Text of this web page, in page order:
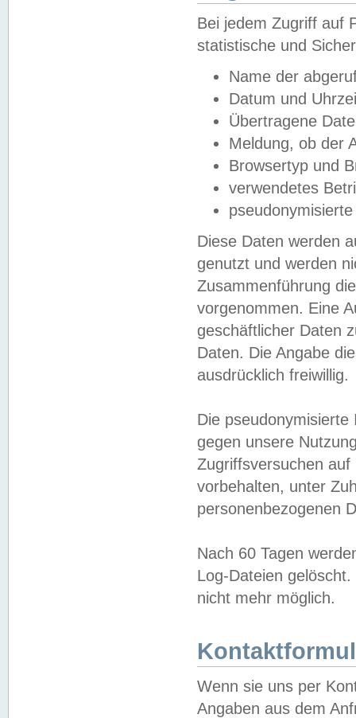
Bei jedem Zugriff auf
statistische und
Name der
Datum und
Übertragene
Meldung, ob der
Browsertyp und
verwendetes
Diese Daten werden
genutzt und werden
Zusammenführung
vorgenommen. Eine
geschäftlicher Daten
Daten. Die Angabe
ausdrücklich freiwillig.
Die
gegen unsere
Zugriffsversuchen
vorbehalten, unter
personenbezogenen
Nach 60 Tagen
Log-Dateien
nicht mehr möglich.
Wenn sie uns per
Angaben aus dem